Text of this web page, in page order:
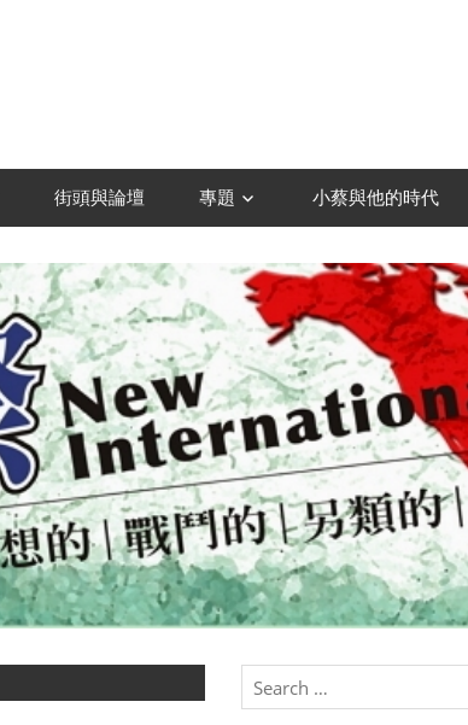
街頭與論壇 專題 小蔡與他的時代